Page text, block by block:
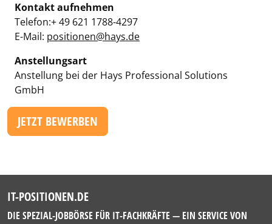
Kontakt aufnehmen
Telefon:+ 49 621 1788-4297
E-Mail: positionen@hays.de
Anstellungsart
Anstellung bei der Hays Professional Solutions
GmbH
JETZT BEWERBEN
IT-POSITIONEN.DE
DIE SPEZIAL-JOBBÖRSE FÜR IT-FACHKRÄFTE — EIN SERVICE VON